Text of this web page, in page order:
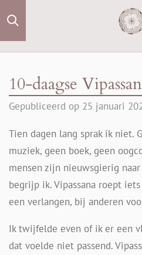
Ga
hoofdinhoud
10-daagse
Gepubliceerd op 25 januari
Tien dagen lang sprak ik niet.
muziek, geen boek, geen
mensen zijn nieuwsgierig
begrijp ik. Vipassana roept
een verlangen, bij anderen
Ik twijfelde even of ik er een
dat voelde niet passend.